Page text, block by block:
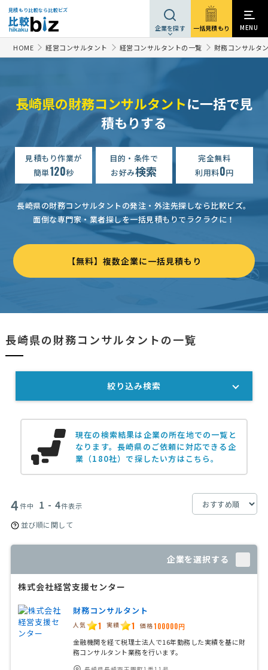
見積もり比較なら比較ビズ
企業を探す 一括見積もり MENU
HOME 経営コンサルタント 経営コンサルタントの一覧 財務コンサルタ
長崎県の財務コンサルタントに一括で見
積もりする
見積もり作業が
簡単120秒
目的・条件で
お好み検索
完全無料
利用料0円
長崎県の財務コンサルタントの発注・外注先探しなら比較ビズ。
面倒な専門家・業者探しを一括見積もりでラクラクに！
【無料】複数企業に一括見積もり
長崎県の財務コンサルタントの一覧
現在の検索結果は企業の所在地での一覧と
なります。長崎県のご依頼に対応できる企
業（180社）で探したい方はこちら。
4件中 1 - 4件表示
並び順に関して
企業を選択する
株式会社経営支援センター
財務コンサルタント
人気 1 実績 1 価格100000円
金融機関を経て税理士法人で16年勤務した実績を基に財
務コンサルタント業務を行います。
絞り込み検索